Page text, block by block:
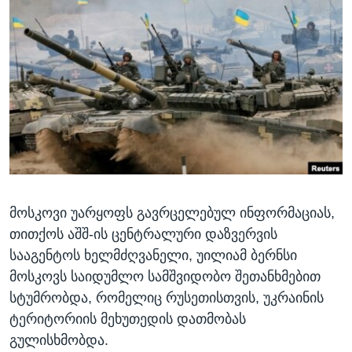
ᲡᲢᲣᲓᲘᲐ ᲕᲐᲨᲘᲜᲒᲢᲝᲜᲘ
ᲔᲙᲝᲜᲝᲛᲘᲙᲐ
ᲯᲐᲜᲛᲠᲗᲔᲚᲝᲑᲐ
ᲛᲔᲪᲜᲘᲔᲠᲔᲑᲐ
ᲘᲜᲢᲔᲠᲕᲘᲣ
ᲙᲣᲚᲢᲣᲠᲐ
ᲒᲐᲚᲘᲚᲔᲝ
Learning English
ᲗᲕᲐᲚᲘ ᲒᲕᲐᲓᲔᲕᲜᲔᲗ
ენები
მოსკოვი უარყოფს გავრცელებულ ინფორმაციას,
თითქოს აშშ-ის ცენტრალური დაზვერვის
სააგენტოს ხელმძღვანელი, უილიამ ბერნსი
მოსკოვს საიდუმლო სამშვიდობო შეთანხმებით
სტუმრობდა, რომელიც რუსეთისთვის, უკრაინის
ტერიტორიის მეხუთედის დათმობას
გულისხმობდა.